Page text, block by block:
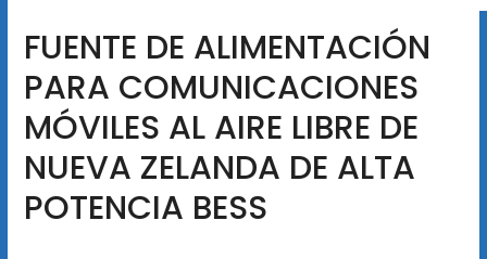
FUENTE DE ALIMENTACIÓN
PARA COMUNICACIONES
MÓVILES AL AIRE LIBRE DE
NUEVA ZELANDA DE ALTA
POTENCIA BESS